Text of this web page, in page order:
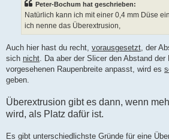
Peter-Bochum hat geschrieben:
Natürlich kann ich mit einer 0,4 mm Düse
ich nenne das Überextrusion,
Auch hier hast du recht, vorausgesetzt , der
sich nicht . Da aber der Slicer den Abstand
vorgesehenen Raupenbreite anpasst, wird es
geben.
Überextrusion gibt es dann, wenn
wird, als Platz dafür ist.
Es gibt unterschiedlichste Gründe für eine